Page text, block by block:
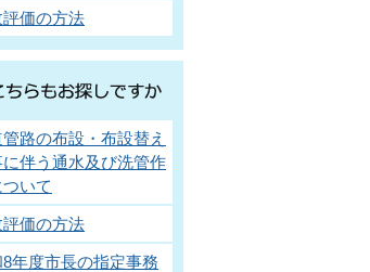
価の方法
路の布設・布設替え
に伴う通水及び洗管作
いて
価の方法
年度市長の指定事務